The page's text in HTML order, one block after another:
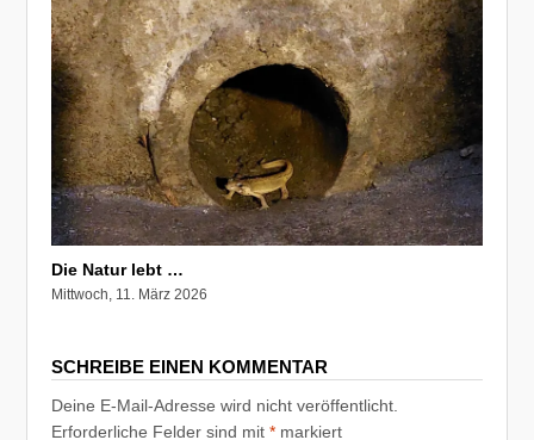
Die Natur lebt …
Mittwoch, 11. März 2026
SCHREIBE EINEN KOMMENTAR
Deine E-Mail-Adresse wird nicht veröffentlicht.
Erforderliche Felder sind mit* markiert